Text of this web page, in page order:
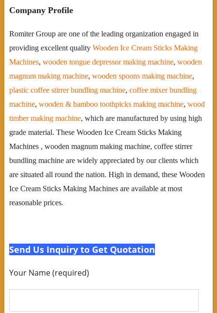
Company Profile
Romiter Group are one of the leading organization engaged in
providing excellent quality Wooden Ice Cream Sticks Making
Machines, wooden tongue depressor making machine, wooden
magnum making machine, wooden spoons making machine,
plastic coffee stirrer bundling machine, coffee mixer bundling
machine, wooden & bamboo toothpicks making machine, wood
timber making machine, which are manufactured by using high
grade material. These Wooden Ice Cream Sticks Making
Machines , wooden magnum making machine, coffee stirrer
bundling machine are widely appreciated by our clients which
are situated all round the nation. High in demand, these Wooden
Ice Cream Sticks Making Machines are available at most
reasonable prices.
Send Us Inquiry to Get Quotation
Your Name (required)